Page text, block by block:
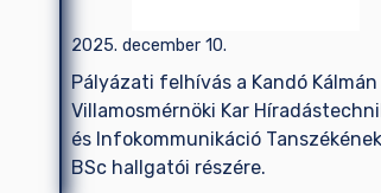
2025. december 10.
Pályázati felhívás a Kandó Kálmán
Villamosmérnöki Kar
és Infokommunikáció Tanszékének
BSc hallgatói részére.